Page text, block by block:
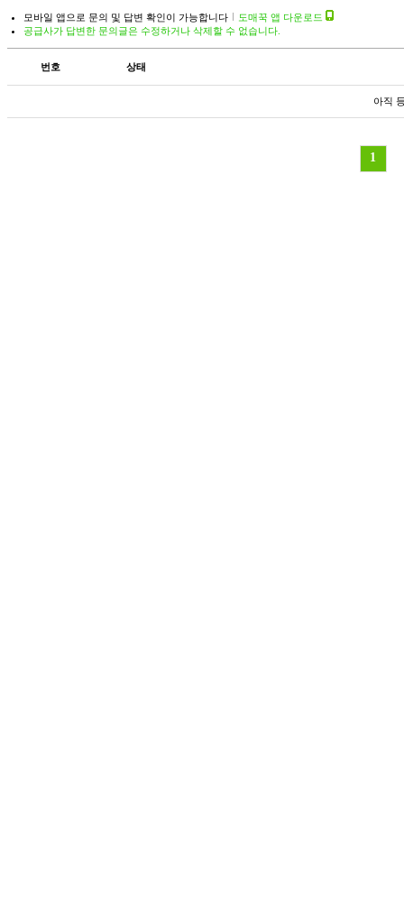
모바일 앱으로 문의 및 답변 확인이 가능합니다
도매꾹 앱 다운로드
공급사가 답변한 문의글은 수정하거나 삭제할 수 없습니다.
번호 상태
아직
1